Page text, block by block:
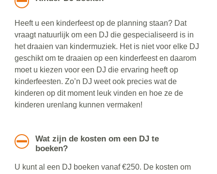
Heeft u een kinderfeest op de planning staan? Dat
vraagt natuurlijk om een DJ die gespecialiseerd is in
het draaien van kindermuziek. Het is niet voor elke DJ
geschikt om te draaien op een kinderfeest en daarom
moet u kiezen voor een DJ die ervaring heeft op
kinderfeesten. Zo’n DJ weet ook precies wat de
kinderen op dit moment leuk vinden en hoe ze de
kinderen urenlang kunnen vermaken!
Wat zijn de kosten om een DJ te
boeken?
U kunt al een DJ boeken vanaf €250. De kosten om